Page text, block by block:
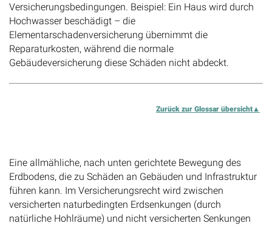
Versicherungsbedingungen. Beispiel: Ein Haus wird durch
Hochwasser beschädigt – die
Elementarschadenversicherung übernimmt die
Reparaturkosten, während die normale
Gebäudeversicherung diese Schäden nicht abdeckt.
Zurück zur Glossar übersicht
Eine allmähliche, nach unten gerichtete Bewegung des
Erdbodens, die zu Schäden an Gebäuden und Infrastruktur
führen kann. Im Versicherungsrecht wird zwischen
versicherten naturbedingten Erdsenkungen (durch
natürliche Hohlräume) und nicht versicherten Senkungen